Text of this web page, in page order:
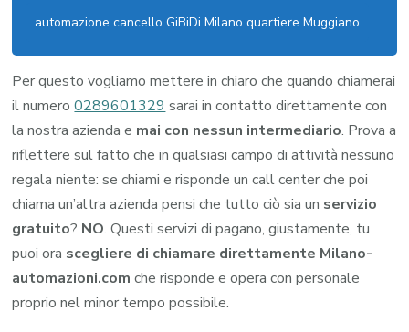
automazione cancello GiBiDi Milano quartiere Muggiano
Per questo vogliamo mettere in chiaro che quando chiamerai
il numero0289601329 sarai in contatto direttamente con
la nostra azienda e mai con nessun intermediario. Prova a
riflettere sul fatto che in qualsiasi campo di attività nessuno
regala niente: se chiami e risponde un call center che poi
chiama un’altra azienda pensi che tutto ciò sia un servizio
gratuito? NO. Questi servizi di pagano, giustamente, tu
puoi ora scegliere di chiamare direttamente Milano-
automazioni.com che risponde e opera con personale
proprio nel minor tempo possibile.